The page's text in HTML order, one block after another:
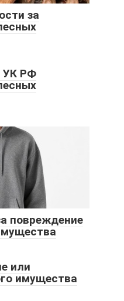
за
УК РФ
повреждение
или
имущества